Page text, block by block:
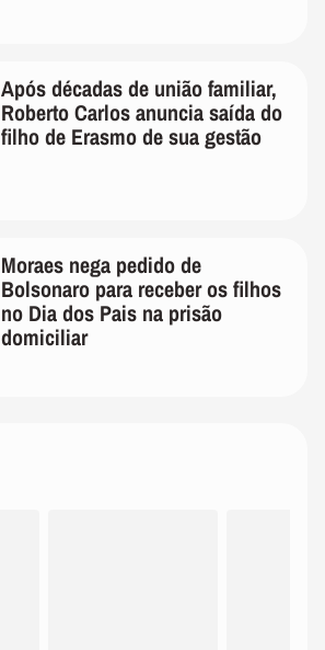
Após décadas de união familiar,
Roberto Carlos anuncia saída do
filho de Erasmo de sua gestão
Moraes nega pedido de
Bolsonaro para receber os filhos
no Dia dos Pais na prisão
domiciliar